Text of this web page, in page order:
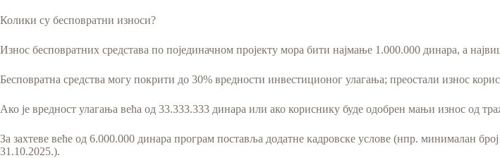
Колики су бесповратни износи?
Износ бесповратних средстава по појединачном пројекту мора бити најмање 1.000.000 динара, а
Бесповратна средства могу покрити до 30% вредности инвестиционог улагања; преостали износ
Ако је вредност улагања већа од 33.333.333 динара или ако кориснику буде одобрен мањи износ од
За захтеве веће од 6.000.000 динара програм поставља додатне кадровске услове (нпр. минималан
31.10.2025.).